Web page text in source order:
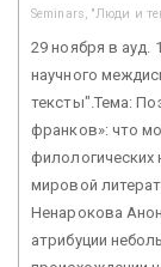
Seminars, "Люди и
29 ноября в ауд.
научного
тексты".Тема:
франков»: что
филологических
мировой
Ненарокова
атрибуции